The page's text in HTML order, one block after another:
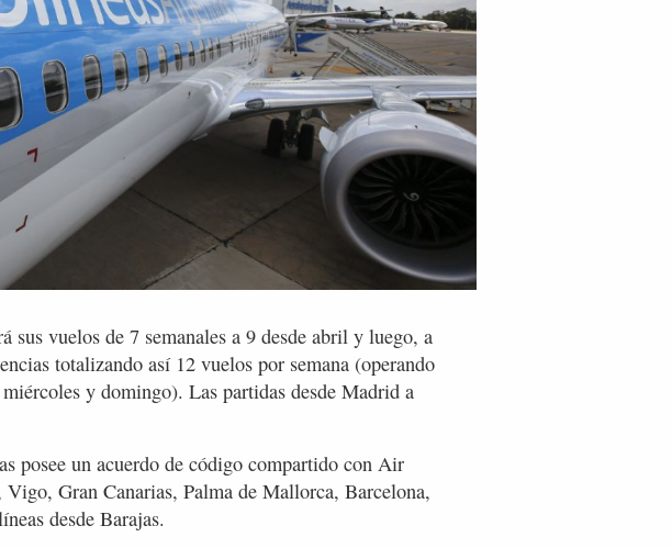
sus vuelos de 7 semanales a 9 desde abril y luego, a
totalizando así 12 vuelos por semana (operando
y domingo). Las partidas desde Madrid a
posee un acuerdo de código compartido con Air
Gran Canarias, Palma de Mallorca, Barcelona,
desde Barajas.